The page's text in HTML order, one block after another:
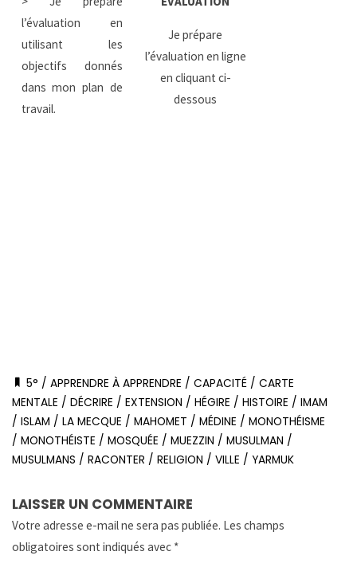
l’évaluation en
utilisant les
objectifs donnés
dans mon plan de
travail.
Je prépare
l’évaluation en ligne
en cliquant ci-
dessous
5° /APPRENDRE À APPRENDRE /CAPACITÉ /CARTE
MENTALE /DÉCRIRE /EXTENSION /HÉGIRE /HISTOIRE /IMAM
/ISLAM /LA MECQUE /MAHOMET /MÉDINE /MONOTHÉISME
/MONOTHÉISTE /MOSQUÉE /MUEZZIN /MUSULMAN /
MUSULMANS /RACONTER /RELIGION /VILLE /YARMUK
LAISSER UN COMMENTAIRE
Votre adresse e-mail ne sera pas publiée. Les champs
obligatoires sont indiqués avec *